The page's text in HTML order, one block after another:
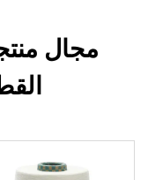
مجال